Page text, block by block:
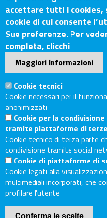
Contatti
Sede Legale: Via Lazzaro
Sede Secondaria: Piazza
Siena
Tel. Sede Legale: 0575/3030
Tel. Sede Secondaria: 0577/
C.F./P.IVA: 02326130511
Codice Univoco UF6UWY
PEC
Sito web
Accesso riservato
Linee guida pubblicazione di
Accessibilità
Mappa del sito
accettare tutti i cookies,
cookie di cui consente
Sue preferenze. Per
completa, clicchi
Maggiori Informazioni
Cookie tecnici
Cookie necessari per il
anonimizzati
Cookie per la
tramite piattaforme di
Cookie tecnico di terza parte
condivisione tramite social
Cookie di piattaforme di
Cookie legati alla
multimediali incorporati, che
profilare l'utente
Conferma le scelte